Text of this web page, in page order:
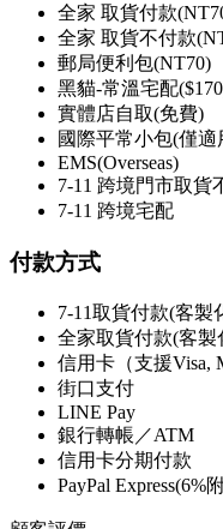
全家 取貨付款
全家 取貨不付款
郵局便利包(NT70)
黑貓-常溫宅配
實體店自取(免費)
國際平常小包(僅
EMS(Overseas)
7-11 跨境門市取貨
7-11 跨境宅配
付款方式
7-11取貨付款(客
全家取貨付款(客
信用卡（支援Visa,
街口支付
LINE Pay
銀行轉帳／ATM
信用卡分期付款
PayPal Express(6%